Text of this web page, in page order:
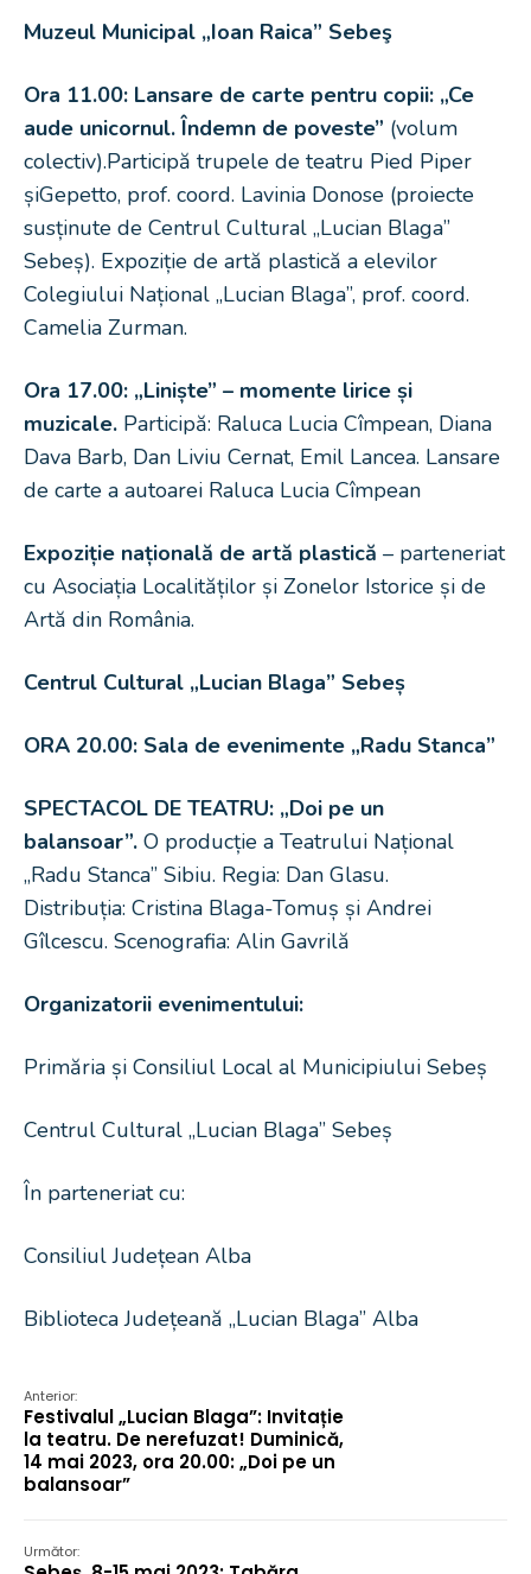
Muzeul Municipal „Ioan Raica” Sebeş
Ora 11.00: Lansare de carte pentru copii: „Ce
aude unicornul. Îndemn de poveste” (volum
colectiv).Participă trupele de teatru Pied Piper
șiGepetto, prof. coord. Lavinia Donose (proiecte
susținute de Centrul Cultural „Lucian Blaga”
Sebeș). Expoziție de artă plastică a elevilor
Colegiului Național „Lucian Blaga”, prof. coord.
Camelia Zurman.
Ora 17.00: „Liniște” – momente lirice și
muzicale. Participă: Raluca Lucia Cîmpean, Diana
Dava Barb, Dan Liviu Cernat, Emil Lancea. Lansare
de carte a autoarei Raluca Lucia Cîmpean
Expoziție națională de artă plastică – parteneriat
cu Asociația Localităților și Zonelor Istorice și de
Artă din România.
Centrul Cultural „Lucian Blaga” Sebeș
ORA 20.00: Sala de evenimente „Radu Stanca”
SPECTACOL DE TEATRU: „Doi pe un
balansoar”. O producție a Teatrului Național
„Radu Stanca” Sibiu. Regia: Dan Glasu.
Distribuția: Cristina Blaga-Tomuș și Andrei
Gîlcescu. Scenografia: Alin Gavrilă
Organizatorii evenimentului:
Primăria și Consiliul Local al Municipiului Sebeș
Centrul Cultural „Lucian Blaga” Sebeș
În parteneriat cu:
Consiliul Județean Alba
Biblioteca Județeană „Lucian Blaga” Alba
Anterior:
Festivalul „Lucian Blaga”: Invitație
la teatru. De nerefuzat! Duminică,
14 mai 2023, ora 20.00: „Doi pe un
balansoar”
Următor: